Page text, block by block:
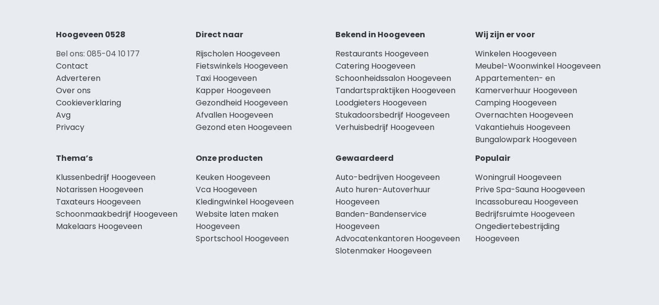
Hoogeveen 0528
Bel ons: 085-04 10 177
Contact
Adverteren
Over ons
Cookieverklaring
Avg
Privacy
Direct naar
Rijscholen Hoogeveen
Fietswinkels Hoogeveen
Taxi Hoogeveen
Kapper Hoogeveen
Gezondheid Hoogeveen
Afvallen Hoogeveen
Gezond eten Hoogeveen
Bekend in Hoogeveen
Restaurants Hoogeveen
Catering Hoogeveen
Schoonheidssalon Hoogeveen
Tandartspraktijken Hoogeveen
Loodgieters Hoogeveen
Stukadoorsbedrijf Hoogeveen
Verhuisbedrijf Hoogeveen
Wij zijn er voor
Winkelen Hoogeveen
Meubel-Woonwinkel Hoogeveen
Appartementen- en
Kamerverhuur Hoogeveen
Camping Hoogeveen
Overnachten Hoogeveen
Vakantiehuis Hoogeveen
Bungalowpark Hoogeveen
Thema’s
Klussenbedrijf Hoogeveen
Notarissen Hoogeveen
Taxateurs Hoogeveen
Schoonmaakbedrijf Hoogeveen
Makelaars Hoogeveen
Onze producten
Keuken Hoogeveen
Vca Hoogeveen
Kledingwinkel Hoogeveen
Website laten maken
Hoogeveen
Sportschool Hoogeveen
Gewaardeerd
Auto-bedrijven Hoogeveen
Auto huren-Autoverhuur
Hoogeveen
Banden-Bandenservice
Hoogeveen
Advocatenkantoren Hoogeveen
Slotenmaker Hoogeveen
Populair
Woningruil Hoogeveen
Prive Spa-Sauna Hoogeveen
Incassobureau Hoogeveen
Bedrijfsruimte Hoogeveen
Ongediertebestrijding
Hoogeveen